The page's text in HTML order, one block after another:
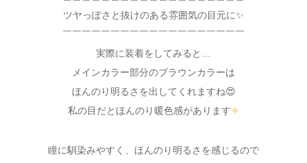
ツヤっぽさと抜けのある雰囲気の目元に✨
￣￣￣￣￣￣￣￣￣￣￣￣￣￣￣￣￣￣￣
実際に装着をしてみると…
メインカラー部分のブラウンカラーは
ほんのり明るさを出してくれますね😍
私の目だとほんのり暖色感があります✧
瞳に馴染みやすく、ほんのり明るさを感じるので